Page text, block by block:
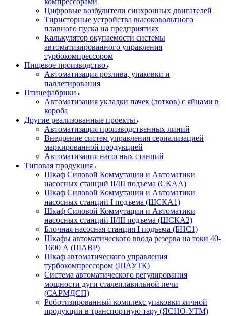
Цифровые возбудители синхронных двигателей
Тиристорные устройства высоковольтного
плавного пуска на предприятиях
Калькулятор окупаемости системы
автоматизированного управления
турбокомпрессором
Пищевое производство
Автоматизация розлива, упаковки и
паллетирования
Птицефабрики
Автоматизация укладки пачек (лотков) с яйцами в
короба
Другие реализованные проекты
Автоматизация производственных линий
Внедрение систем управления сериализацией
маркированной продукцией
Автоматизация насосных станций
Типовая продукция
Шкаф Силовой Коммутации и Автоматики
насосных станций II/III подъема (СКАА)
Шкаф Силовой Коммутации и Автоматики
насосных станций I подъема (ШСКА1)
Шкаф Силовой Коммутации и Автоматики
насосных станций II/III подъема (ШСКА2)
Блочная насосная станция I подъема (БНС1)
Шкафы автоматического ввода резерва на токи 40-
1600 А (ШАВР)
Шкаф автоматического управления
турбокомпрессором (ШАУТК)
Система автоматического регулирования
мощности дуги сталеплавильной печи
(САРМДСП)
Роботизированный комплекс упаковки яичной
продукции в транспортную тару (ЯСНО-УТМ)